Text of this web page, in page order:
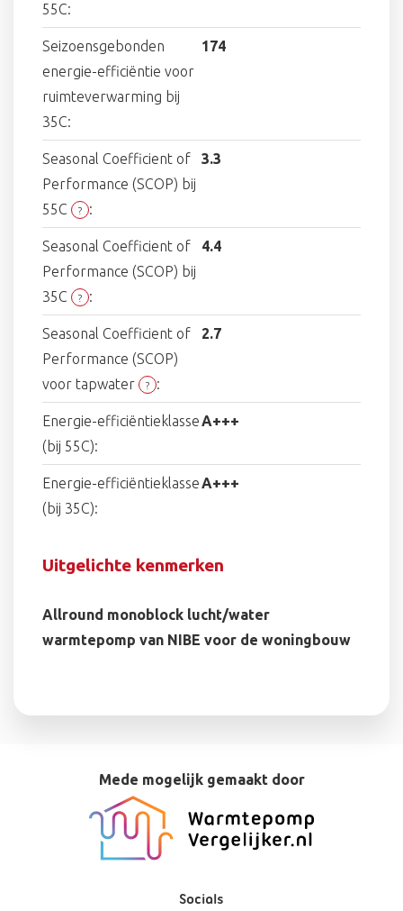
55C:
Seizoensgebonden
energie-efficiëntie voor
ruimteverwarming bij
35C:
174
Seasonal Coefficient of
Performance (SCOP) bij
55C
? :
3.3
Seasonal Coefficient of
Performance (SCOP) bij
35C
? :
4.4
Seasonal Coefficient of
Performance (SCOP)
voor tapwater
? :
2.7
Energie-efficiëntieklasse
(bij 55C):
A+++
Energie-efficiëntieklasse
(bij 35C):
A+++
Uitgelichte kenmerken
Allround monoblock lucht/water
warmtepomp van NIBE voor de woningbouw
Mede mogelijk gemaakt door
Socials